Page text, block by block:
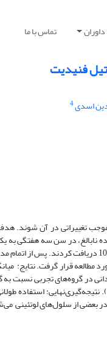
داوران تماس با ما
فنیدیت
اسدی4
موجب تغییراتی در آن شوند.
سوری ماده نابالغ، در سن سه
، 5 و10 دریافت کردند. پس از
مطالعه قرار گرفت. نتایج:
در گروههای تجربی نسبت
). نتیجهگیرینهایی:استفاده
بعضی از سلولهای لوتئینی می